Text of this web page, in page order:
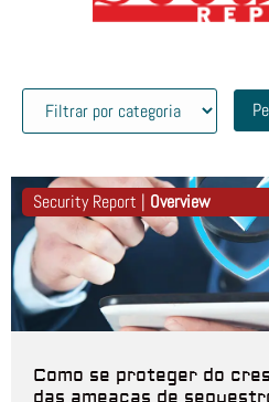
Security Report | Overview
Como se proteger do
das ameaças de